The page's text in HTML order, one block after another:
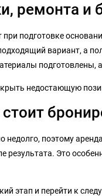
ремонта и
подготовке
вариант, а
подготовлены,
недостающую
недолго, поэтому
результата. Это
этап и перейти к